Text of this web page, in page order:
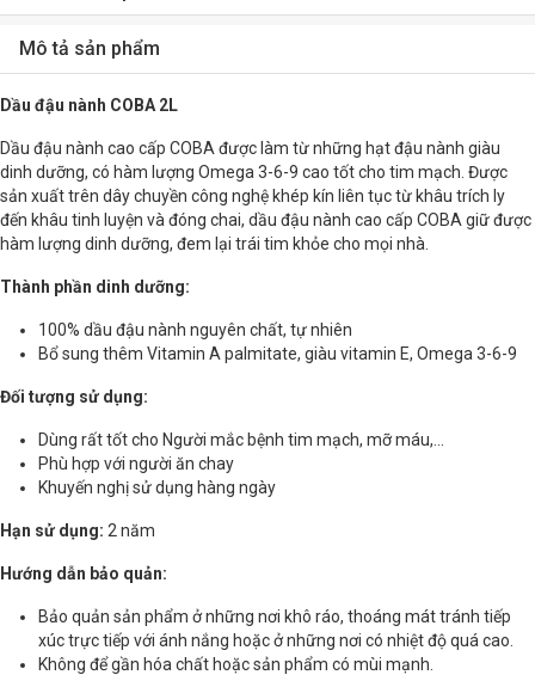
Mô tả sản phẩm
Dầu đậu nành COBA 2L
Dầu đậu nành cao cấp COBA được làm từ những hạt đậu nành giàu
dinh dưỡng, có hàm lượng Omega 3-6-9 cao tốt cho tim mạch. Được
sản xuất trên dây chuyền công nghệ khép kín liên tục từ khâu trích ly
đến khâu tinh luyện và đóng chai, dầu đậu nành cao cấp COBA giữ được
hàm lượng dinh dưỡng, đem lại trái tim khỏe cho mọi nhà.
Thành phần dinh dưỡng:
100% dầu đậu nành nguyên chất, tự nhiên
Bổ sung thêm Vitamin A palmitate, giàu vitamin E, Omega 3-6-9
Đối tượng sử dụng:
Dùng rất tốt cho Người mắc bệnh tim mạch, mỡ máu,...
Phù hợp với người ăn chay
Khuyến nghị sử dụng hàng ngày
Hạn sử dụng: 2 năm
Hướng dẫn bảo quản:
Bảo quản sản phẩm ở những nơi khô ráo, thoáng mát tránh tiếp
xúc trực tiếp với ánh nắng hoặc ở những nơi có nhiệt độ quá cao.
Không để gần hóa chất hoặc sản phẩm có mùi mạnh.